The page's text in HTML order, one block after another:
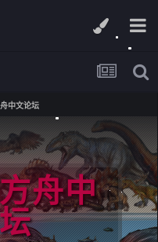
论坛
舟中